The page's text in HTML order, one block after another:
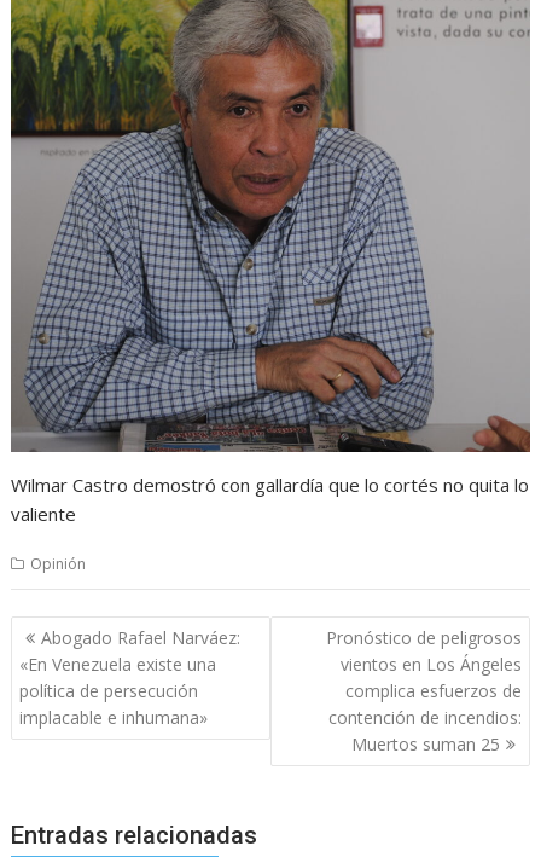
Wilmar Castro demostró con gallardía que lo cortés no quita lo
valiente
Opinión
Navegación
de
entradas
Abogado Rafael Narváez:
«En Venezuela existe una
política de persecución
implacable e inhumana»
Pronóstico de peligrosos
vientos en Los Ángeles
complica esfuerzos de
contención de incendios:
Muertos suman 25
Entradas relacionadas